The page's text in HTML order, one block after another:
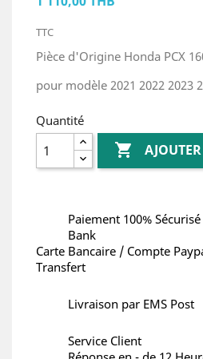
TTC
Pièce d'Origine Honda PCX
pour modèle 2021 2022 2023
Quantité

Paiement 100%
Bank
Carte Bancaire / Compte
Transfert
Livraison par EMS Post
Service Client